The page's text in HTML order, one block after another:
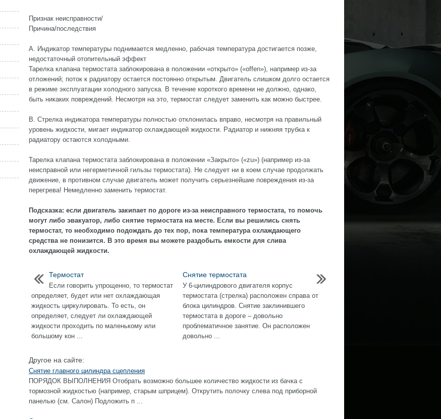
Признак неисправности/
Причина/последствия
А. Индикатор температуры поднимается медленно, рабочая температура достигается позже,
недостаточный отопительный эффект
Тарелка клапана термостата заблокирована в положении «открыто» («offen»), например из-за
отложений; поток к радиатору остается постоянно открытым. Двигатель слишком долго остается
в режиме эксплуатации холодного запуска. В течение короткого времени не должно, однако,
быть никаких повреждений. Несмотря на это, термостат следует заменить как можно быстрее.
В. Стрелка индикатора температуры полностью отклонилась вправо, несмотря на правильный
уровень жидкости, мигает индикатор охлаждающей жидкости. Радиатор и нижняя трубка к
радиатору остаются холодными.
Тарелка клапана термостата заблокирована в положении «Закрыто» («zu») (например из-за
неисправной или негерметичной гильзы термостата). Не следует ни в коем случае продолжать
движение, в противном случае двигатель может получить серьезнейшие повреждения из-за
перегрева! Немедленно заменить термостат.
Подсказка: если двигатель закипает по дороге из-за неисправного термостата, то помочь
могут либо эвакуатор, либо снятие термостата на месте. Если вы решились снять
термостат, то необходимо подождать до тех пор, пока температура охлаждающего
средства не понизится. В это время вы можете раздобыть емкости для слива
охлаждающей жидкости.
Термостат
Если говорить упрощенно, то термостат
определяет, будет или нет охлаждающая
жидкость циркулировать. То есть, он
определяет, следует ли охлаждающей
жидкости проходить по маленькому или
большому кон ...
Снятие термостата
У 6-цилиндрового двигателя корпус
термостата (стрелка) расположен справа от
блока цилиндров. Снятие заклинившего
термостата в дороге – довольно
проблематичное занятие. Он расположен
довольно ...
Другое на сайте:
Снятие главного цилиндра сцепления
ПОРЯДОК ВЫПОЛНЕНИЯ Отобрать возможно большее количество жидкости из бачка с
тормозной жидкостью (например, старым шприцем). Открутить полочку слева под приборной
панелью (см. Салон) Подложить п ...